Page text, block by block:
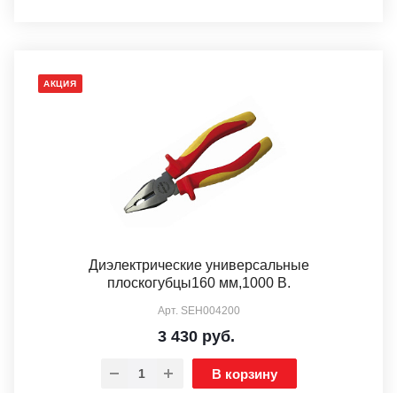
АКЦИЯ
Диэлектрические универсальные
плоскогубцы160 мм,1000 В.
Арт. SEH004200
3 430 руб.
В корзину